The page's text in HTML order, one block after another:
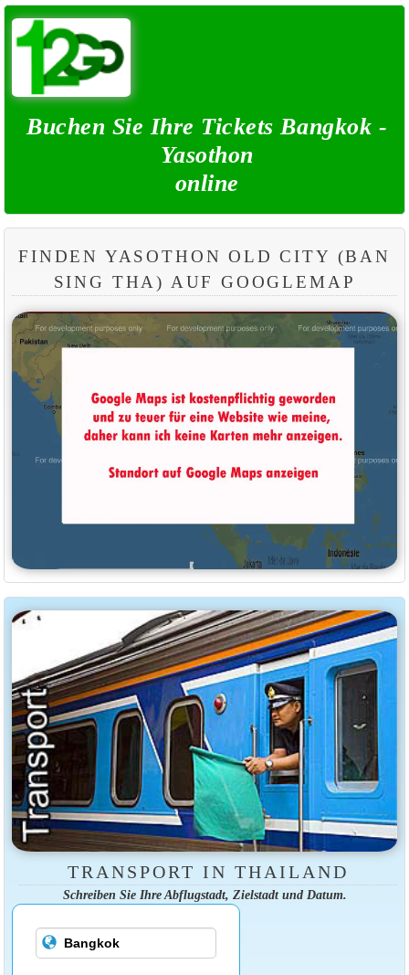
Buchen Sie Ihre Tickets Bangkok -
Yasothon
online
FINDEN YASOTHON OLD CITY (BAN
SING THA) AUF GOOGLEMAP
TRANSPORT IN THAILAND
Schreiben Sie Ihre Abflugstadt, Zielstadt und Datum.